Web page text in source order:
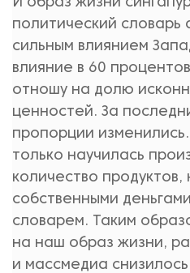
И образ жизни
политический
сильным влиянием
влияние в 60
отношу на долю
ценностей. За
пропорции
только научилась
количество продуктов,
собственными
словарем. Таким
на наш образ жизни,
и массмедиа